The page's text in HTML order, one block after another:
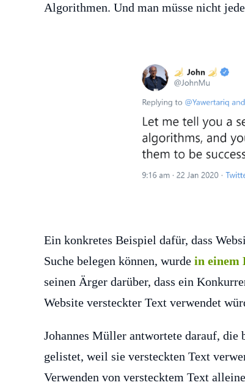
Algorithmen. Und man müsse nicht
Ein konkretes Beispiel dafür, dass
Suche belegen können, wurde in einem
seinen Ärger darüber, dass ein
Website versteckter Text verwendet
Johannes Müller antwortete darauf, die
gelistet, weil sie versteckten Text
Verwenden von verstecktem Text